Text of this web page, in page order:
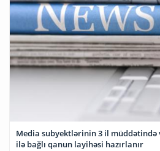
Media subyektlərinin 3 il müddətində
ilə bağlı qanun layihəsi hazırlanır